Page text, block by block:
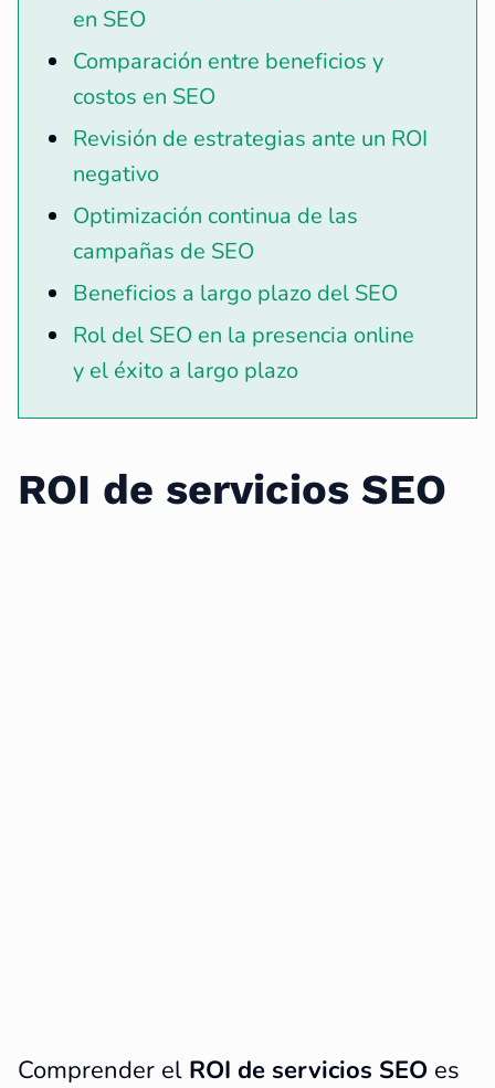
en SEO
Comparación entre beneficios y
costos en SEO
Revisión de estrategias ante un ROI
negativo
Optimización continua de las
campañas de SEO
Beneficios a largo plazo del SEO
Rol del SEO en la presencia online
y el éxito a largo plazo
ROI de servicios SEO
Comprender el ROI de servicios SEO es